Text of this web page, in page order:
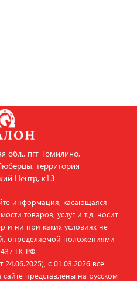
обл., пгт Томилино,
территория
Центр, к13
информация, касающаяся
товаров, услуг и т.д. носит
и ни при каких условиях не
определяемой положениями
ГК РФ.
с 01.03.2026 все
представлены на русском